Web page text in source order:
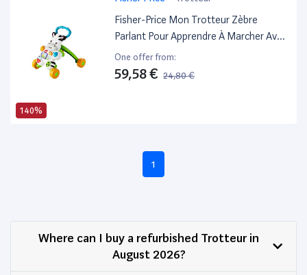
140%
Fisher-Price Mon Trotteur Zèbre
Parlant Pour Apprendre À Marcher Avec
Musique Et Activités D'Éveil, Pour Bébé
De 6 Mois Et Plus, Version Française,
One offer from:
59,58 € 24,80 €
1
Where can I buy a refurbished Trotteur in
August 2026?